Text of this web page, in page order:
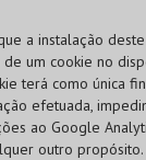
a instalação
um cookie no
terá como única
efetuada,
ao Google
outro propósito.